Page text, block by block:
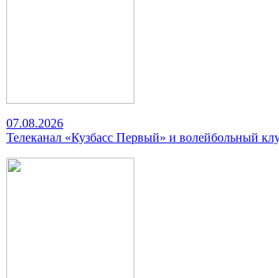
07.08.2026
Телеканал «Кузбасс Первый» и волейбольный